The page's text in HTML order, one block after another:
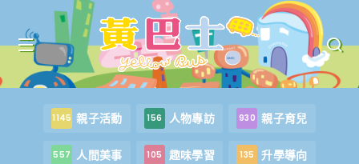
1145 親子活動 156 人物專訪 930 親子育兒
557 人間美事 105 趣味學習 135 升學導向